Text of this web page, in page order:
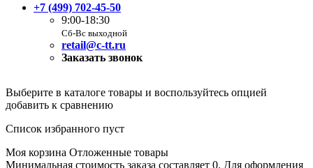
+7 (499) 702-45-50
9:00-18:30
Сб-Вс выходной
retail@c-tt.ru
Заказать звонок
Выберите в каталоге товары и воспользуйтесь опцией
добавить к сравнению
Список избранного пуст
Моя корзина Отложенные товары
Минимальная стоимость заказа составляет 0. Для оформления